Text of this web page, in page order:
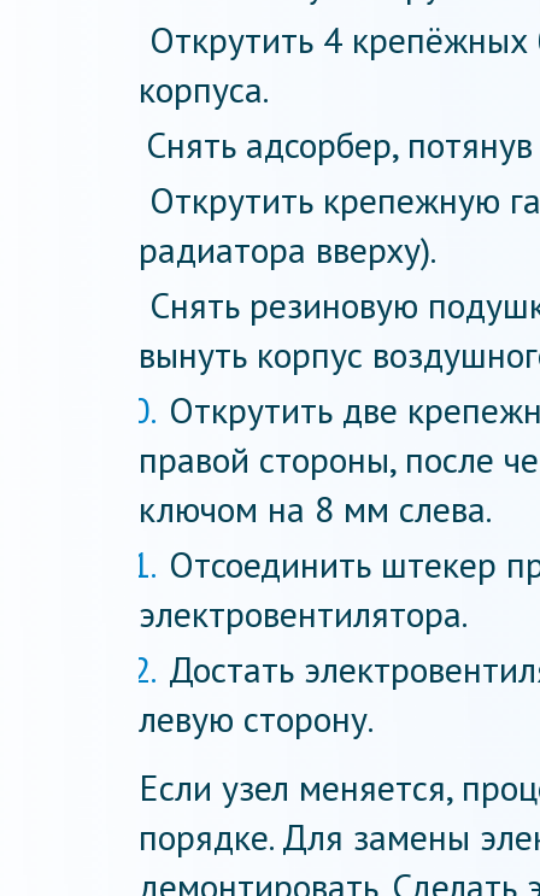
Открутить 4
корпуса.
Снять адсорбер, потянув
Открутить крепежную
радиатора вверху).
Снять резиновую
вынуть корпус
Открутить две
правой стороны, после
ключом на 8 мм слева.
Отсоединить штекер
электровентилятора.
Достать
левую сторону.
Если узел меняется,
порядке. Для замены
демонтировать. Сделать